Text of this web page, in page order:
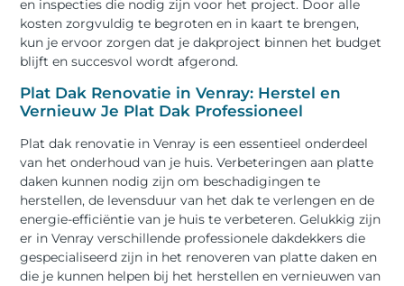
en inspecties die nodig zijn voor het project. Door alle
kosten zorgvuldig te begroten en in kaart te brengen,
kun je ervoor zorgen dat je dakproject binnen het budget
blijft en succesvol wordt afgerond.
Plat Dak Renovatie in Venray: Herstel en
Vernieuw Je Plat Dak Professioneel
Plat dak renovatie in Venray is een essentieel onderdeel
van het onderhoud van je huis. Verbeteringen aan platte
daken kunnen nodig zijn om beschadigingen te
herstellen, de levensduur van het dak te verlengen en de
energie-efficiëntie van je huis te verbeteren. Gelukkig zijn
er in Venray verschillende professionele dakdekkers die
gespecialiseerd zijn in het renoveren van platte daken en
die je kunnen helpen bij het herstellen en vernieuwen van